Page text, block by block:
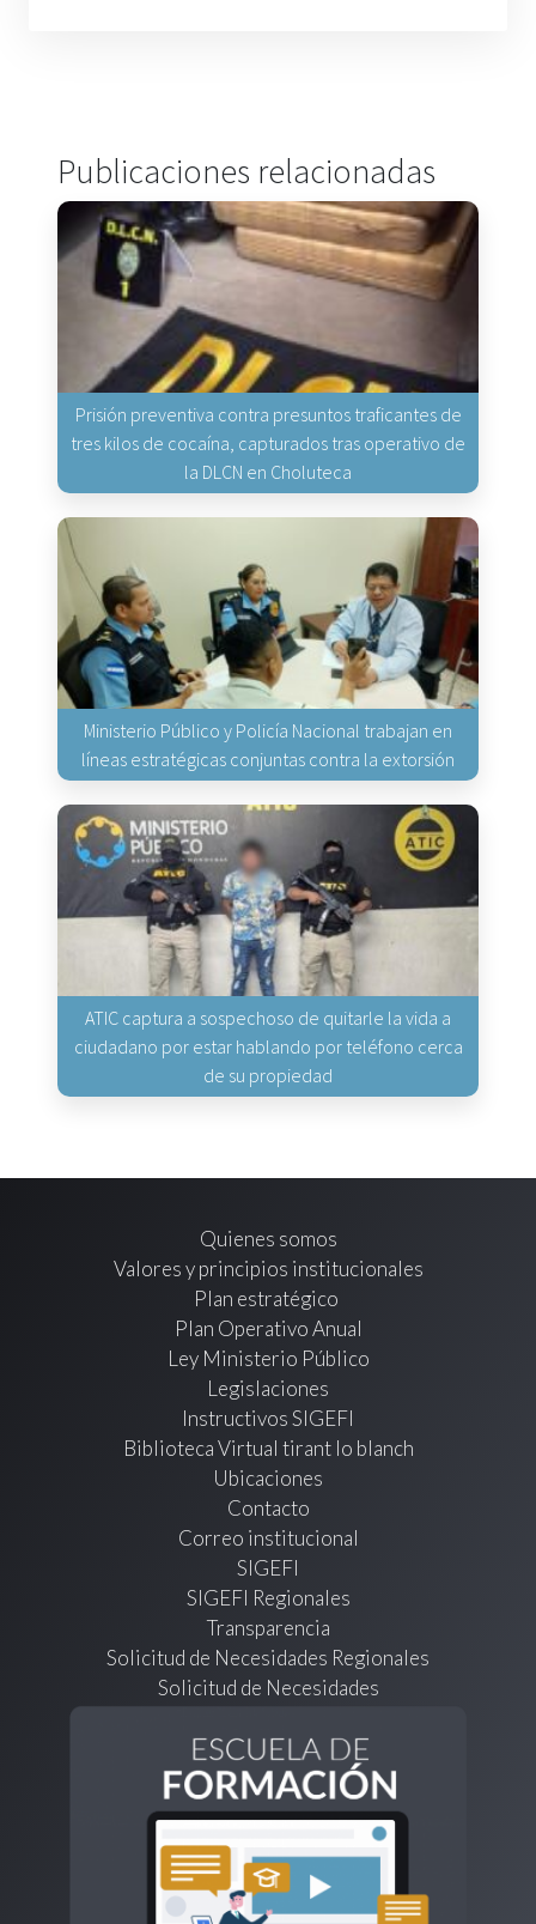
Publicaciones relacionadas
Prisión preventiva contra presuntos traficantes de
tres kilos de cocaína, capturados tras operativo de
la DLCN en Choluteca
Ministerio Público y Policía Nacional trabajan en
líneas estratégicas conjuntas contra la extorsión
ATIC captura a sospechoso de quitarle la vida a
ciudadano por estar hablando por teléfono cerca
de su propiedad
Quienes somos
Valores y principios institucionales
Plan estratégico
Plan Operativo Anual
Ley Ministerio Público
Legislaciones
Instructivos SIGEFI
Biblioteca Virtual tirant lo blanch
Ubicaciones
Contacto
Correo institucional
SIGEFI
SIGEFI Regionales
Transparencia
Solicitud de Necesidades Regionales
Solicitud de Necesidades